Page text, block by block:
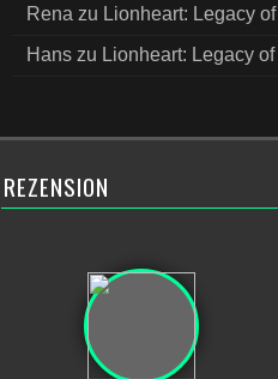
Rena zu Lionheart: Legacy
Hans zu Lionheart: Legacy
REZENSION